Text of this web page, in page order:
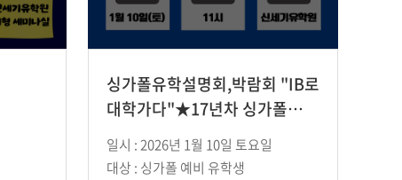
싱가폴유학설명회,박람회 "IB로
대학가다"★17년차 싱가폴
국제학교 현직 IB 교사 특별
설명회
일시 : 2026년 1월 10일 토요일
대상 : 싱가폴 예비 유학생